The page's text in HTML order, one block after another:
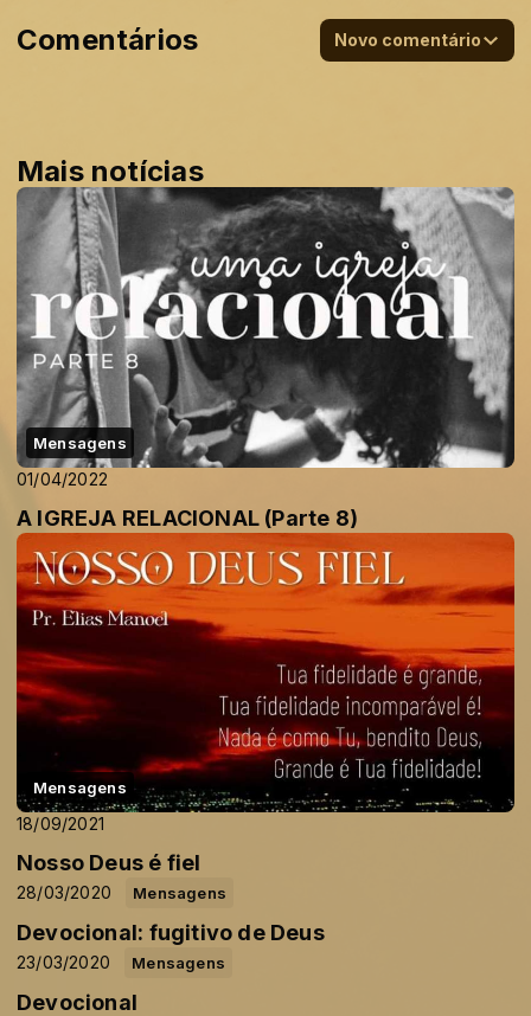
Comentários Novo comentário
Mais notícias
Mensagens
01/04/2022
A IGREJA RELACIONAL (Parte 8)
Mensagens
18/09/2021
Nosso Deus é fiel
Mensagens
28/03/2020
Devocional: fugitivo de Deus
Mensagens
23/03/2020
Devocional